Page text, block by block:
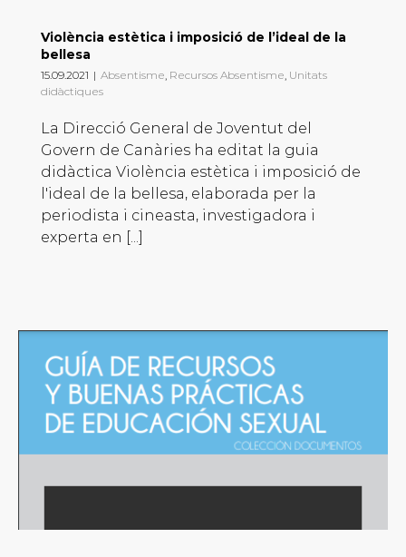
Violència estètica i imposició de l’ideal de la
bellesa
15.09.2021 | Absentisme, Recursos Absentisme, Unitats
didàctiques
La Direcció General de Joventut del
Govern de Canàries ha editat la guia
didàctica Violència estètica i imposició de
l'ideal de la bellesa, elaborada per la
periodista i cineasta, investigadora i
experta en [...]